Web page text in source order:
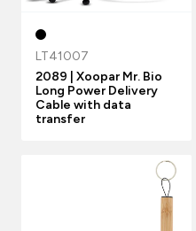
LT41007
2089 | Xoopar Mr. Bio
Long Power Delivery
Cable with data
transfer